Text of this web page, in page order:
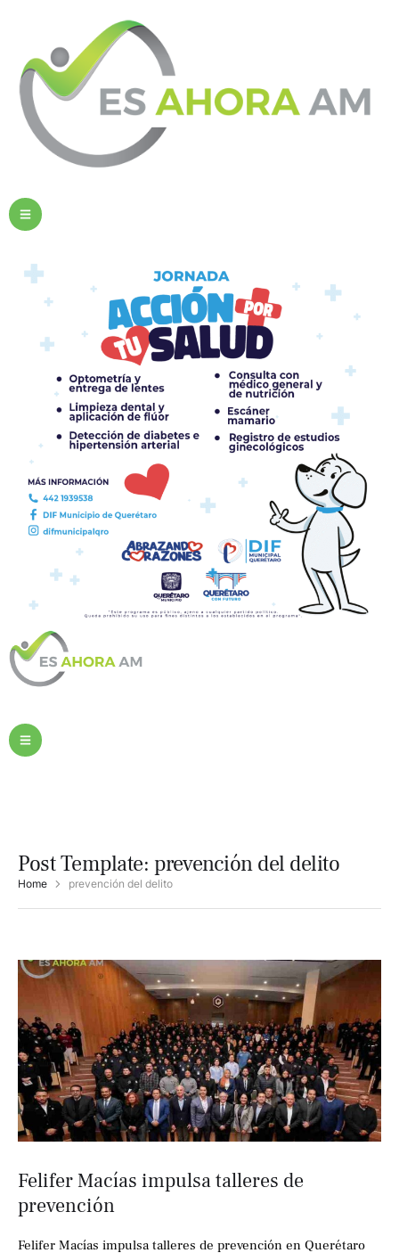
Post Template: prevención del delito
Home prevención del delito
Felifer Macías impulsa talleres de
prevención
Felifer Macías impulsa talleres de prevención en Querétaro